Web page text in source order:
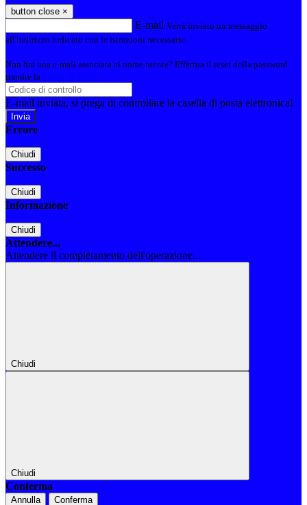
button close ×
E-mail Verrà inviato un messaggio
all'indirizzo indicato con le istruzioni necessarie.
Non hai una e-mail associata al nome utente? Effettua il reset della password
tramite la
E-mail inviata, si prega di controllare la casella di posta elettronica!
Errore
Chiudi
Successo
Chiudi
Informazione
Chiudi
Attendere...
Attendere il completamento dell'operazione...
Chiudi
Chiudi
Conferma
Annulla Conferma